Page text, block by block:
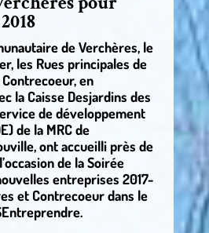
de Verchères, le
les Rues principales de
en
la Caisse Desjardins des
de développement
de la MRC de
ont accueilli près de
de la Soirée
entreprises 2017-
et Contrecoeur dans le